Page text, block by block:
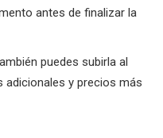
antes de finalizar la
puedes subirla al
adicionales y precios más